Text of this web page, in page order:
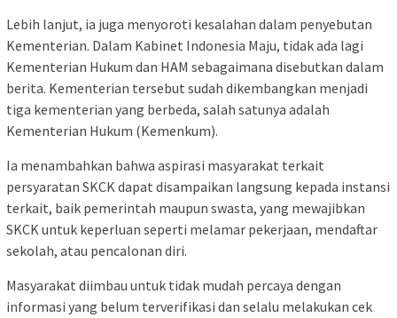
Lebih lanjut, ia juga menyoroti kesalahan dalam penyebutan
Kementerian. Dalam Kabinet Indonesia Maju, tidak ada lagi
Kementerian Hukum dan HAM sebagaimana disebutkan dalam
berita. Kementerian tersebut sudah dikembangkan menjadi
tiga kementerian yang berbeda, salah satunya adalah
Kementerian Hukum (Kemenkum).
Ia menambahkan bahwa aspirasi masyarakat terkait
persyaratan SKCK dapat disampaikan langsung kepada instansi
terkait, baik pemerintah maupun swasta, yang mewajibkan
SKCK untuk keperluan seperti melamar pekerjaan, mendaftar
sekolah, atau pencalonan diri.
Masyarakat diimbau untuk tidak mudah percaya dengan
informasi yang belum terverifikasi dan selalu melakukan cek